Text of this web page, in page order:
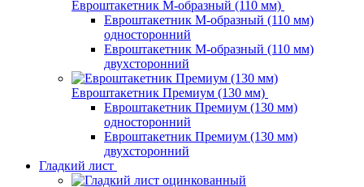
Евроштакетник М-образный (110 мм)
Евроштакетник М-образный (110 мм)
односторонний
Евроштакетник М-образный (110 мм)
двухсторонний
Евроштакетник Премиум (130 мм)
Евроштакетник Премиум (130 мм)
односторонний
Евроштакетник Премиум (130 мм)
двухсторонний
Гладкий лист